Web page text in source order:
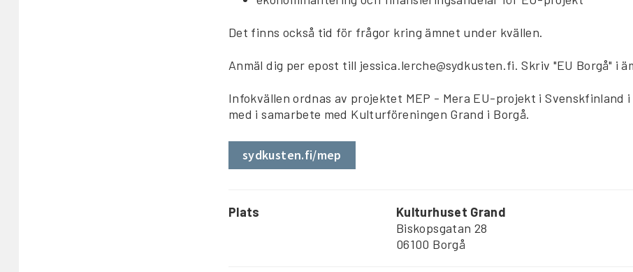
Det finns också tid för frågor kring ämnet under kvällen.
Anmäl dig per epost till jessica.lerche@sydkusten.fi. Skriv "EU Borgå" i
Infokvällen ordnas av projektet MEP - Mera EU-projekt i Svenskfinland
med i samarbete med Kulturföreningen Grand i Borgå.
sydkusten.fi/mep
Plats
Kulturhuset Grand
Biskopsgatan 28
06100 Borgå